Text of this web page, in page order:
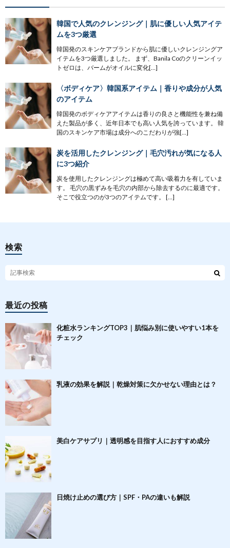
韓国で人気のクレンジング｜肌に優しい人気アイテ
ムを3つ厳選
韓国発のスキンケアブランドから肌に優しいクレンジングア
イテムを3つ厳選しました。 まず、Banila Coのクリーンイッ
トゼロは、バームがオイルに変化[…]
〈ボディケア〉韓国系アイテム｜香りや成分が人気
のアイテム
韓国発のボディケアアイテムは香りの良さと機能性を兼ね備
えた製品が多く、近年日本でも高い人気を誇っています。 韓
国のスキンケア市場は成分へのこだわりが強[…]
炭を活用したクレンジング｜毛穴汚れが気になる人
に3つ紹介
炭を使用したクレンジングは極めて高い吸着力を有していま
す。 毛穴の黒ずみを毛穴の内部から除去するのに最適です。
そこで役立つのが3つのアイテムです。 […]
検索
最近の投稿
化粧水ランキングTOP3｜肌悩み別に使いやすい1本を
チェック
乳液の効果を解説｜乾燥対策に欠かせない理由とは？
美白ケアサプリ｜透明感を目指す人におすすめ成分
日焼け止めの選び方｜SPF・PAの違いも解説